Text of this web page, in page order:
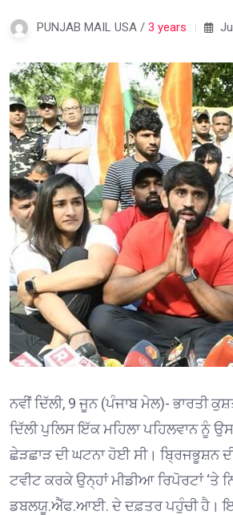
PUNJAB MAIL USA / 3 years
ਨਵੀਂ ਦਿੱਲੀ, 9 ਜੂਨ (ਪੰਜਾਬ ਮੇਲ)- ਭਾਰਤੀ
ਦਿੱਲੀ ਪੁਲਿਸ ਇੱਕ ਮਹਿਲਾ ਪਹਿਲਵਾਨ ਨੂੰ
ਛੇੜਛਾੜ ਦੀ ਘਟਨਾ ਹੋਈ ਸੀ। ਬ੍ਰਿਜਭੂਸ਼ਨ
ਟਵੀਟ ਕਰਕੇ ਉਨ੍ਹਾਂ ਮੀਡੀਆ ਰਿਪੋਰਟਾਂ ‘ਤੇ
ਡਬਲਯੂ.ਐੱਫ.ਆਈ. ਦੇ ਦਫ਼ਤਰ ਪਹੁੰਚੀ ਹੈ। ਇਸੇ